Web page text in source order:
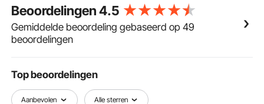
dankzij hun stalen beugel, PA-behuizing en cilinder
van zinklegering. Bij elk hangslot worden 2 sleutels
geleverd; één voor dagelijks gebruik en één als
vervanging.
situaties kunnen nieuwe problemen met zich
meebrengen. Er zijn 5 soorten sloten waarmee u
zorgeloos elke situatie onder controle kunt houden,
Beoordelingen4.5
Gemiddelde beoordeling gebaseerd op 49
beoordelingen
Top beoordelingen
Aanbevolen Alle sterren